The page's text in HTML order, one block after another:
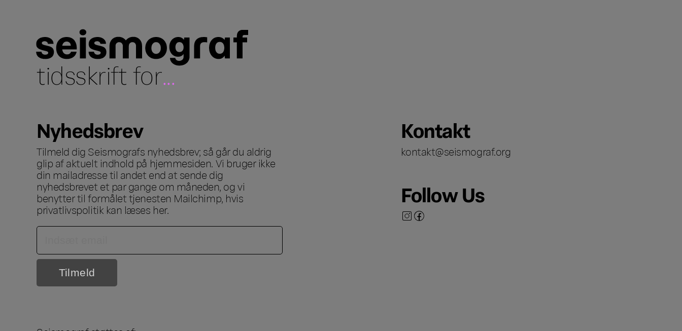
tidsskrift for...
Nyhedsbrev
Tilmeld dig Seismografs nyhedsbrev; så går du aldrig
glip af aktuelt indhold på hjemmesiden. Vi bruger ikke
din mailadresse til andet end at sende dig
nyhedsbrevet et par gange om måneden, og vi
benytter til formålet tjenesten Mailchimp, hvis
privatlivspolitik kan læses her.
Kontakt
kontakt@seismograf.org
Follow Us